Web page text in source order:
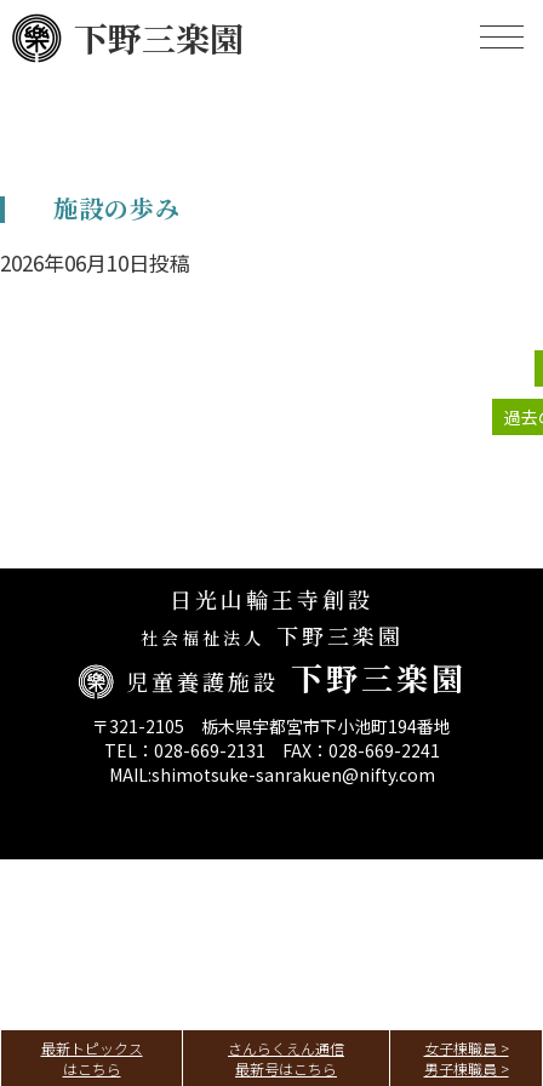
下野三楽園
決算報告
第三者評価報告
施設の歩み
2026年06月10日投稿
過去
最新トピックス
はこちら
さんらくえん通信
最新号はこちら
女子棟職員 >
男子棟職員 >
日光山輪王寺創設
社会福祉法人
下野三楽園
児童養護施設 下野三楽園
〒321-2105 栃木県宇都宮市下小池町194番地
TEL：028-669-2131 FAX：028-669-2241
MAIL:shimotsuke-sanrakuen@nifty.com